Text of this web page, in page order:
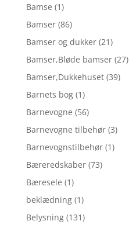
Bamse (1)
Bamser (86)
Bamser og dukker (21)
Bamser,Bløde bamser (27)
Bamser,Dukkehuset (39)
Barnets bog (1)
Barnevogne (56)
Barnevogne tilbehør (3)
Barnevognstilbehør (1)
Bæreredskaber (73)
Bæresele (1)
beklædning (1)
Belysning (131)